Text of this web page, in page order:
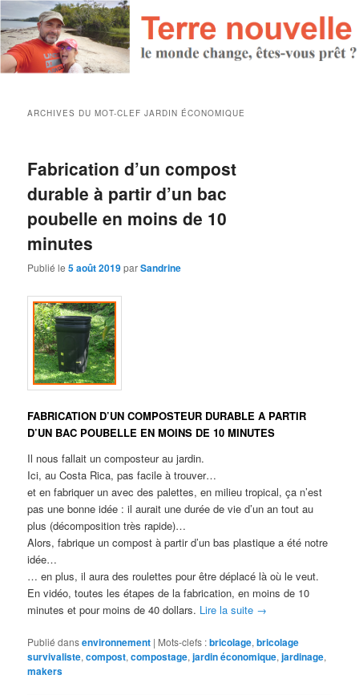
ARCHIVES DU MOT-CLEFJARDIN ÉCONOMIQUE
Fabrication d’un compost
durable à partir d’un bac
poubelle en moins de 10
minutes
Publié le5 août 2019parSandrine
FABRICATION D’UN COMPOSTEUR DURABLE A PARTIR
D’UN BAC POUBELLE EN MOINS DE 10 MINUTES
Il nous fallait un composteur au jardin.
Ici, au Costa Rica, pas facile à trouver…
et en fabriquer un avec des palettes, en milieu tropical, ça n’est
pas une bonne idée : il aurait une durée de vie d’un an tout au
plus (décomposition très rapide)…
Alors, fabrique un compost à partir d’un bas plastique a été notre
idée…
… en plus, il aura des roulettes pour être déplacé là où le veut.
En vidéo, toutes les étapes de la fabrication, en moins de 10
minutes et pour moins de 40 dollars. Lire la suite →
Publié dansenvironnement | Mots-clefs :bricolage,bricolage
survivaliste,compost,compostage,jardin économique,jardinage,
makers